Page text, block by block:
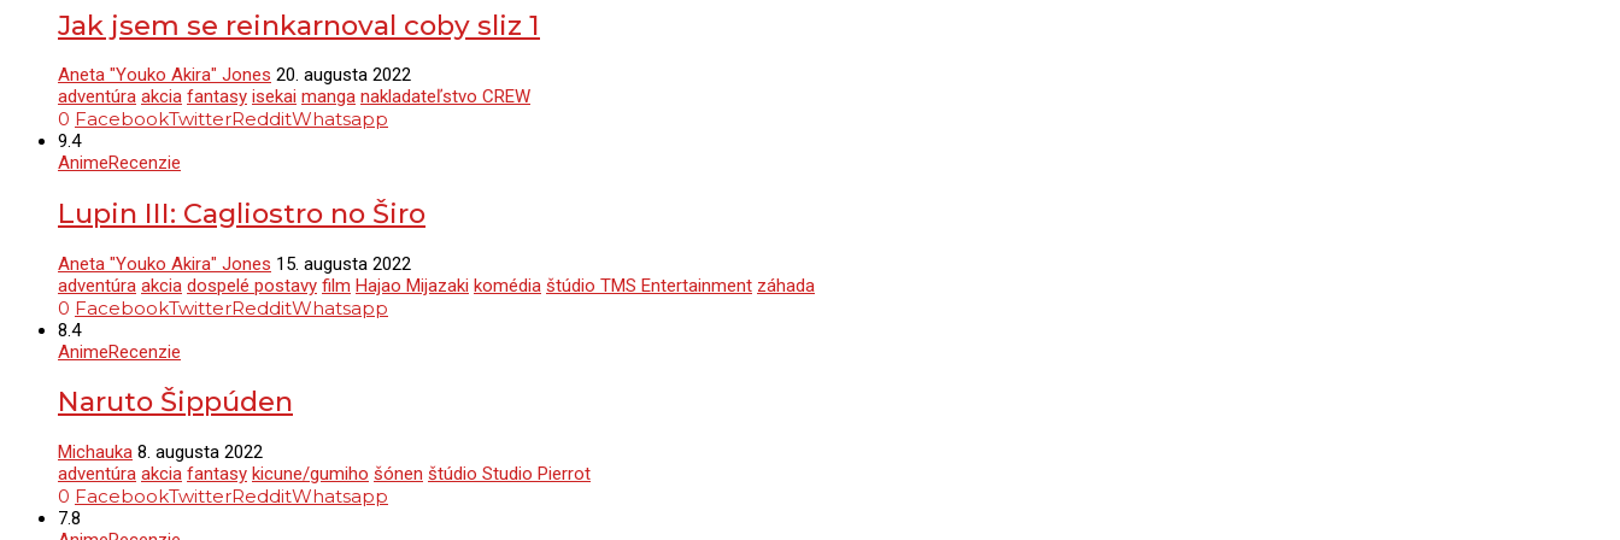
Jak jsem se reinkarnoval coby sliz 1
Aneta "Youko Akira" Jones 20. augusta 2022
adventúra akcia fantasy isekai manga nakladateľstvo CREW
0 FacebookTwitterRedditWhatsapp
9.4
AnimeRecenzie
Lupin III: Cagliostro no Širo
Aneta "Youko Akira" Jones 15. augusta 2022
adventúra akcia dospelé postavy film Hajao Mijazaki komédia štúdio TMS Entertainment záhada
0 FacebookTwitterRedditWhatsapp
8.4
AnimeRecenzie
Naruto Šippúden
Michauka 8. augusta 2022
adventúra akcia fantasy kicune/gumiho šónen štúdio Studio Pierrot
0 FacebookTwitterRedditWhatsapp
7.8